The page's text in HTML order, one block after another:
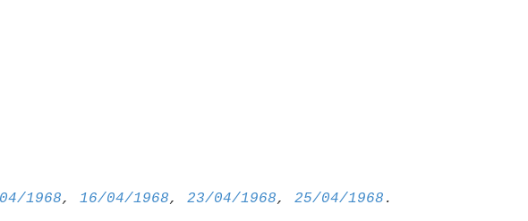
1968, 16/04/1968, 23/04/1968, 25/04/1968